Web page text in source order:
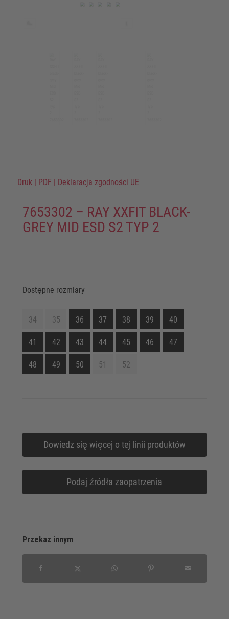
Druk | PDF | Deklaracja zgodności UE
7653302 – RAY XXFIT BLACK-
GREY MID ESD S2 TYP 2
Dostępne rozmiary
34 35 36 37 38 39 40
41 42 43 44 45 46 47
48 49 50 51 52
Dowiedz się więcej o tej linii produktów
Podaj źródła zaopatrzenia
Przekaz innym